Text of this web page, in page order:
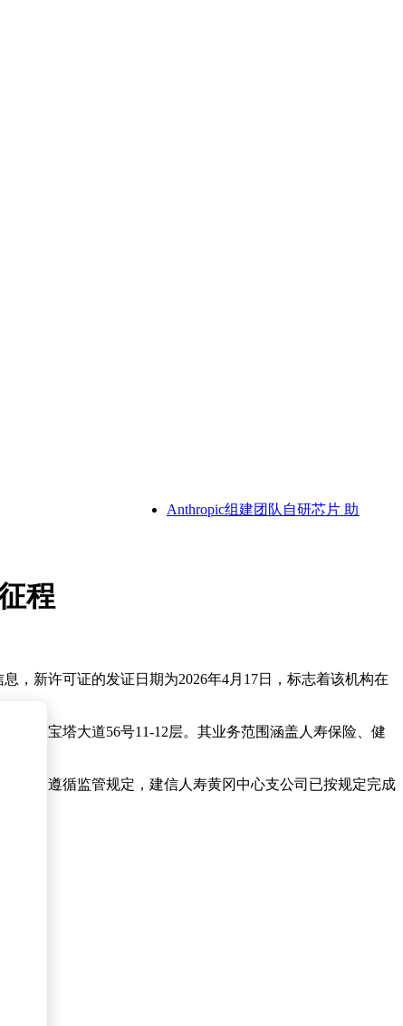
Anthropic组建团队自研芯片 助力Claude
程
，新许可证的发证日期为2026年4月17日，标志着该机构在
州区宝塔大道56号11-12层。其业务范围涵盖人寿保险、健
严格遵循监管规定，建信人寿黄冈中心支公司已按规定完成